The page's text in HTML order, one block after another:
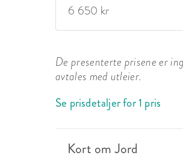
6 650 kr
De presenterte prisene er
avtales med utleier.
Se prisdetaljer for 1 pris
Kort om Jord